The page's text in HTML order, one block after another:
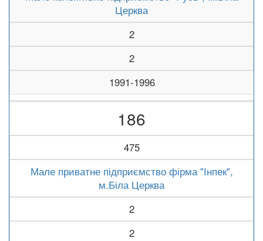
Церква
2
2
1991-1996
186
475
Мале приватне підприємство фірма "Інпек",
м.Біла Церква
2
2